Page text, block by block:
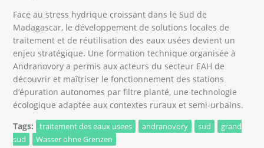
Face au stress hydrique croissant dans le Sud de
Madagascar, le développement de solutions locales de
traitement et de réutilisation des eaux usées devient un
enjeu stratégique. Une formation technique organisée à
Andranovory a permis aux acteurs du secteur EAH de
découvrir et maîtriser le fonctionnement des stations
d’épuration autonomes par filtre planté, une technologie
écologique adaptée aux contextes ruraux et semi-urbains.
Tags:
traitement des eaux usees andranovory sud
grand
sud
Wasser ohne Grenzen